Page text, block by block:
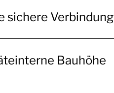
sichere Verbindung
Bauhöhe